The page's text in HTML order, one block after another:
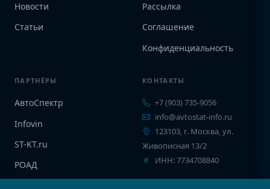
Новости
Статьи
Рассылка
Соглашение
Конфиденциальность
ПАРТНЁРЫ
АвтоСпектр
Infovin
ST-KT.ru
РОАД
КОНТАКТЫ
+7 (903) 735-9056
info@avtostat-info.ru
123103, г. Москва, ул.
Живописная 13/2
ИНН: 7734708840